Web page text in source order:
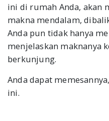
ini di rumah Anda, akan
makna mendalam,
Anda pun tidak hanya
menjelaskan maknanya
berkunjung.
Anda dapat
ini.